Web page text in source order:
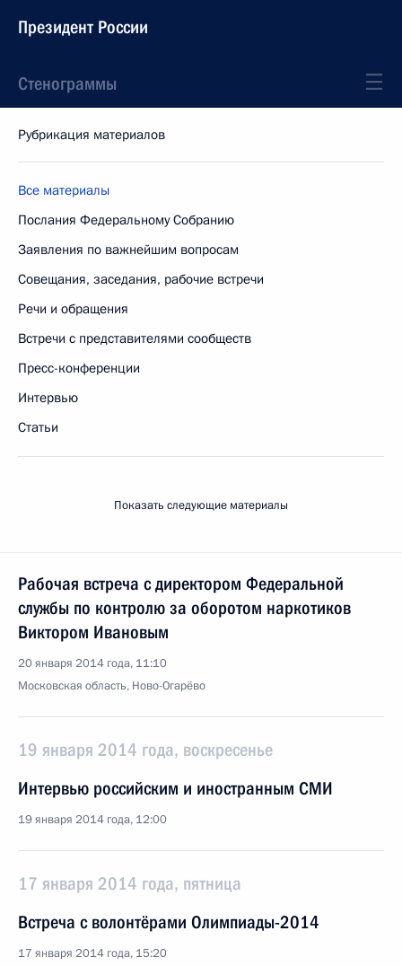
Президент России
Стенограммы
Рубрикация материалов
Все материалы
Послания Федеральному Собранию
Заявления по важнейшим вопросам
Совещания, заседания, рабочие встречи
Речи и обращения
Встречи с представителями сообществ
Пресс-конференции
Интервью
Статьи
Показать следующие материалы
Рабочая встреча с директором Федеральной
службы по контролю за оборотом наркотиков
Виктором Ивановым
20 января 2014 года, 11:10
Московская область, Ново-Огарёво
19 января 2014 года, воскресенье
Интервью российским и иностранным СМИ
19 января 2014 года, 12:00
17 января 2014 года, пятница
Встреча с волонтёрами Олимпиады-2014
17 января 2014 года, 15:20